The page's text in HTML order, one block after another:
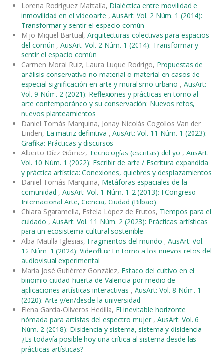
Lorena Rodríguez Mattalía, Dialéctica entre movilidad e
inmovilidad en el videoarte , AusArt: Vol. 2 Núm. 1 (2014):
Transformar y sentir el espacio común
Mijo Miquel Bartual, Arquitecturas colectivas para espacios
del común , AusArt: Vol. 2 Núm. 1 (2014): Transformar y
sentir el espacio común
Carmen Moral Ruiz, Laura Luque Rodrigo, Propuestas de
análisis conservativo no material o material en casos de
especial significación en arte y muralismo urbano , AusArt:
Vol. 9 Núm. 2 (2021): Reflexiones y prácticas en torno al
arte contemporáneo y su conservación: Nuevos retos,
nuevos planteamientos
Daniel Tomás Marquina, Jonay Nicolás Cogollos Van der
Linden, La matriz definitiva , AusArt: Vol. 11 Núm. 1 (2023):
Grafika: Prácticas y discursos
Alberto Díez Gómez, Tecnologías (escritas) del yo , AusArt:
Vol. 10 Núm. 1 (2022): Escribir de arte / Escritura expandida
y práctica artística: Conexiones, quiebres y desplazamientos
Daniel Tomás Marquina, Metáforas espaciales de la
comunidad , AusArt: Vol. 1 Núm. 1-2 (2013): I Congreso
Internacional Arte, Ciencia, Ciudad (Bilbao)
Chiara Sgaramella, Estela López de Frutos, Tiempos para el
cuidado , AusArt: Vol. 11 Núm. 2 (2023): Prácticas artísticas
para un ecosistema cultural sostenible
Alba Matilla Iglesias, Fragmentos del mundo , AusArt: Vol.
12 Núm. 1 (2024): Videoflux: En torno a los nuevos retos del
audiovisual experimental
María José Gutiérrez González, Estado del cultivo en el
binomio ciudad-huerta de Valencia por medio de
aplicaciones artísticas interactivas , AusArt: Vol. 8 Núm. 1
(2020): Arte y/en/desde la universidad
Elena García-Oliveros Hedilla, El inevitable horizonte
nómada para artistas del espectro mujer , AusArt: Vol. 6
Núm. 2 (2018): Disidencia y sistema, sistema y disidencia
¿Es todavía posible hoy una crítica al sistema desde las
prácticas artísticas?